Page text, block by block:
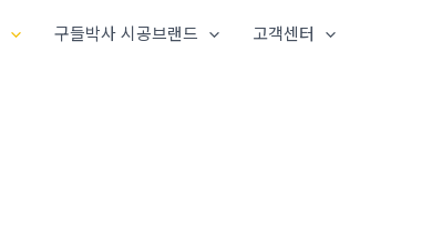
구들박사 시공브랜드 고객센터